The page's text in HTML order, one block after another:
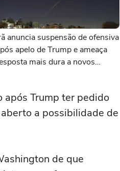
anuncia suspensão de ofensiva
apelo de Trump e ameaça
mais dura a novos
após Trump ter pedido
a possibilidade de
de que